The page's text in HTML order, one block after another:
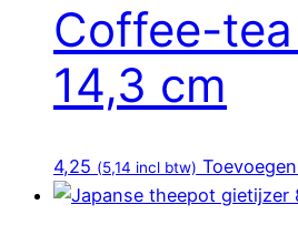
Coffee-
14,3 cm
4,25 (5,14 incl btw)